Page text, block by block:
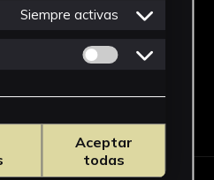
másSiempre activas
Permitir cookies
Aceptar
todas